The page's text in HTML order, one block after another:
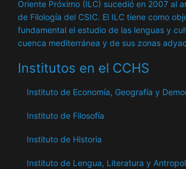
Oriente Próximo (ILC) sucedió en 2007 al
de Filología del CSIC. El ILC tiene como
fundamental el estudio de las lenguas y
cuenca mediterránea y de sus zonas
Institutos en el CCHS
Instituto de Economía, Geografía y
Instituto de Filosofía
Instituto de Historia
Instituto de Lengua, Literatura y